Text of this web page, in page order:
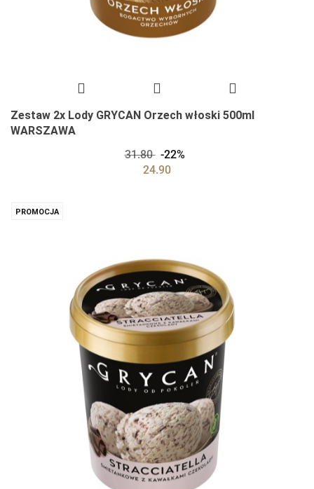
Zestaw 2x Lody GRYCAN Orzech włoski 500ml
WARSZAWA
31.80
-22%
24.90
PROMOCJA